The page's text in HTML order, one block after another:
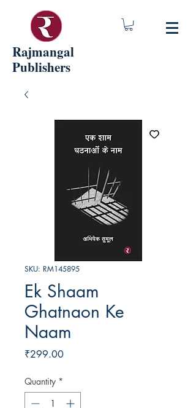
Rajmangal
Publishers
SKU: RM145895
Ek Shaam
Ghatnaon Ke
Naam
₹299.00Price
Quantity *